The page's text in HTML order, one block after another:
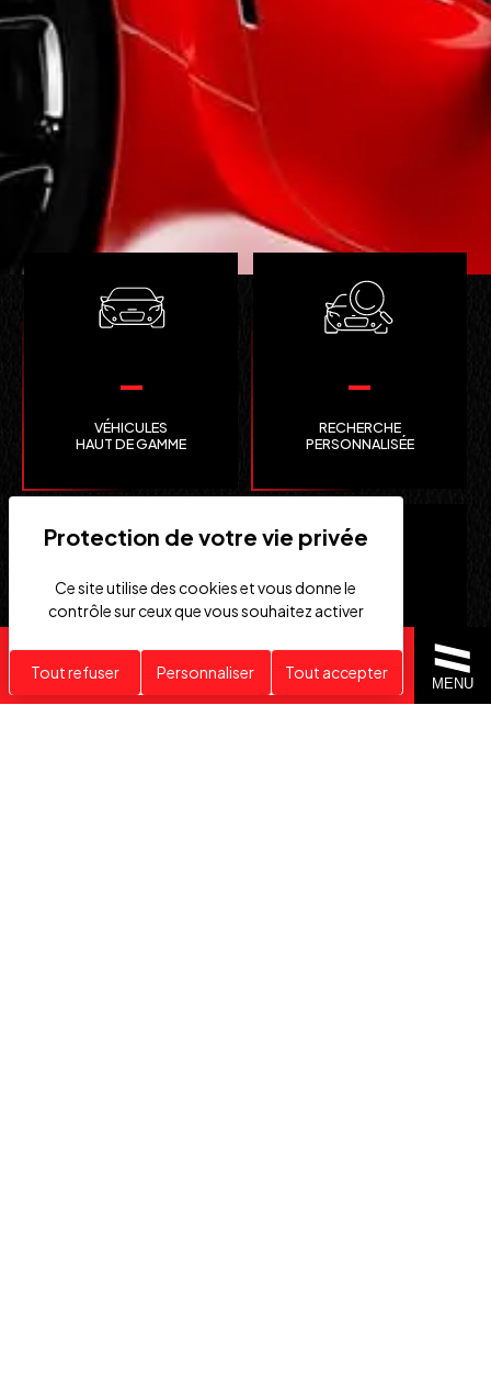
Recherche personnalisée
MENU
VÉHICULES
HAUT DE GAMME
RECHERCHE
PERSONNALISÉE
CLEFS
EN MAIN
IMPORTATION EUROPE
SUISSE ET ÉTATS-UNIS
Ce site utilise des cookies et vous donne le
contrôle sur ceux que vous souhaitez activer
Tout accepter
Tout refuser Personnaliser